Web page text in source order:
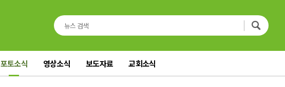
포토소식 영상소식 보도자료 교회소식